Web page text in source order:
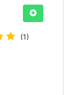
(1)